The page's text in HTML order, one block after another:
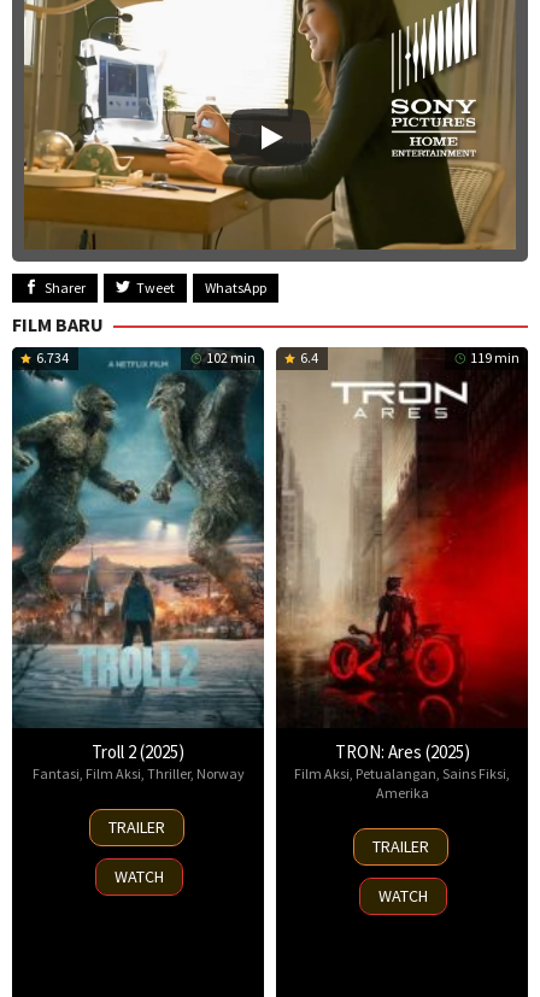
Sharer Tweet WhatsApp
FILM BARU
6.734 102 min
Troll 2 (2025)
Fantasi Film Aksi Thriller, Norway
30
Nov
2025
TRAILER
WATCH
6.4 119 min
TRON: Ares (2025)
Film Aksi Petualangan Sains Fiksi
Amerika
8
Oct
2025
TRAILER
WATCH